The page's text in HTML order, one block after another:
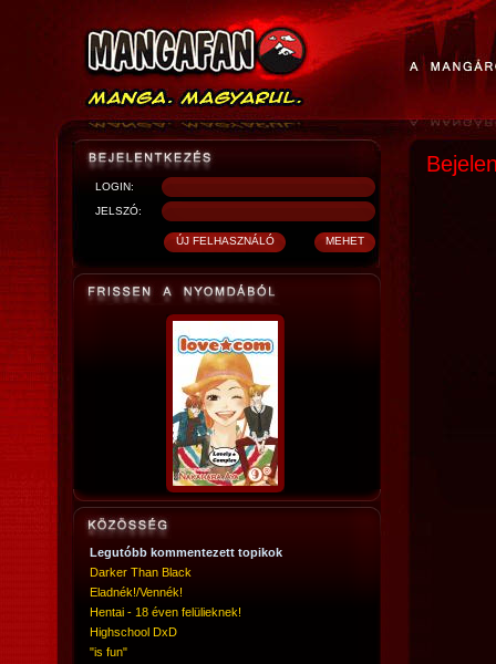
LOGIN:
JELSZÓ:
Legutóbb kommentezett topikok
Darker Than Black
Eladnék!/Vennék!
Hentai - 18 éven felülieknek!
Highschool DxD
"is fun"